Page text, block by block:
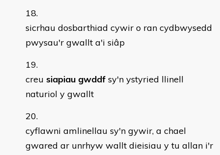
sicrhau dosbarthiad cywir o ran cydbwysedd
pwysau'r gwallt a'i siâp
creu siapiau gwddf sy'n ystyried llinell
naturiol y gwallt
cyflawni amlinellau sy'n gywir, a chael
gwared ar unrhyw wallt dieisiau y tu allan i'r